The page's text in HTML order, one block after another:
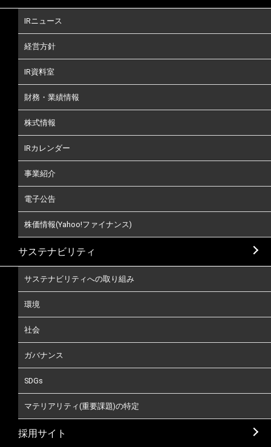
IRニュース
経営方針
IR資料室
財務・業績情報
株式情報
IRカレンダー
事業紹介
電子公告
株価情報(Yahoo!ファイナンス)
サステナビリティ
サステナビリティへの取り組み
環境
社会
ガバナンス
SDGs
マテリアリティ(重要課題)の特定
採用サイト